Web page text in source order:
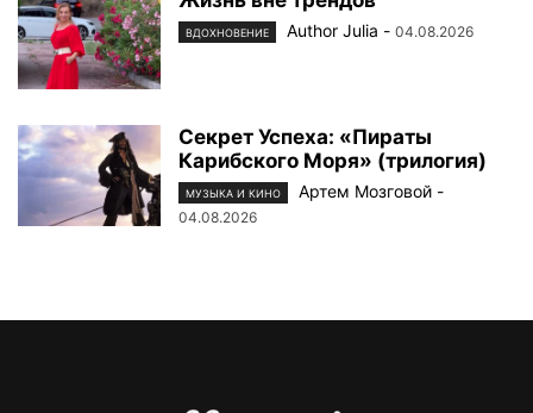
ВДОХНОВЕНИЕ Author Julia - 04.08.2026
Секрет Успеха: «Пираты
Карибского Моря» (трилогия)
МУЗЫКА И КИНО Артем Мозговой -
04.08.2026